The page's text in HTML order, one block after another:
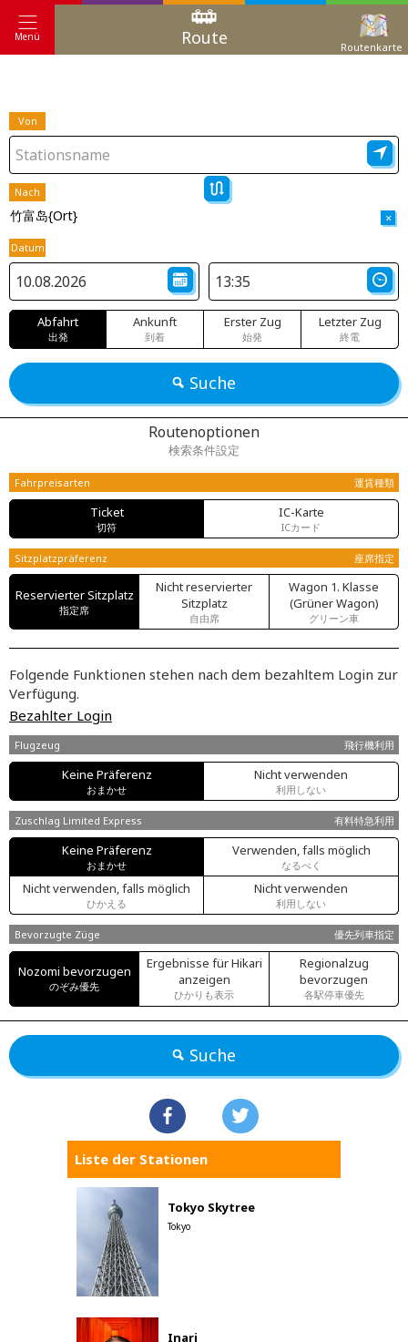
Menü Route Routenkarte
Von
Nach
竹富岛{Ort} ×
Datum
Abfahrt
出発
Ankunft
到着
Erster Zug
始発
Letzter Zug
終電
Suche
Routenoptionen
検索条件設定
Fahrpreisarten 運賃種類
Ticket
切符
IC-Karte
ICカード
Sitzplatzpräferenz 座席指定
Reservierter Sitzplatz
指定席
Nicht reservierter
Sitzplatz
自由席
Wagon 1. Klasse
(Grüner Wagon)
グリーン車
Folgende Funktionen stehen nach dem bezahltem Login zur
Verfügung.
Bezahlter Login
Flugzeug 飛行機利用
Keine Präferenz
おまかせ
Nicht verwenden
利用しない
Zuschlag Limited Express 有料特急利用
Keine Präferenz
おまかせ
Verwenden, falls möglich
なるべく
Nicht verwenden, falls möglich
ひかえる
Nicht verwenden
利用しない
Bevorzugte Züge 優先列車指定
Nozomi bevorzugen
のぞみ優先
Ergebnisse für Hikari
anzeigen
ひかりも表示
Regionalzug
bevorzugen
各駅停車優先
Suche
Liste der Stationen
Tokyo Skytree
Tokyo
Inari